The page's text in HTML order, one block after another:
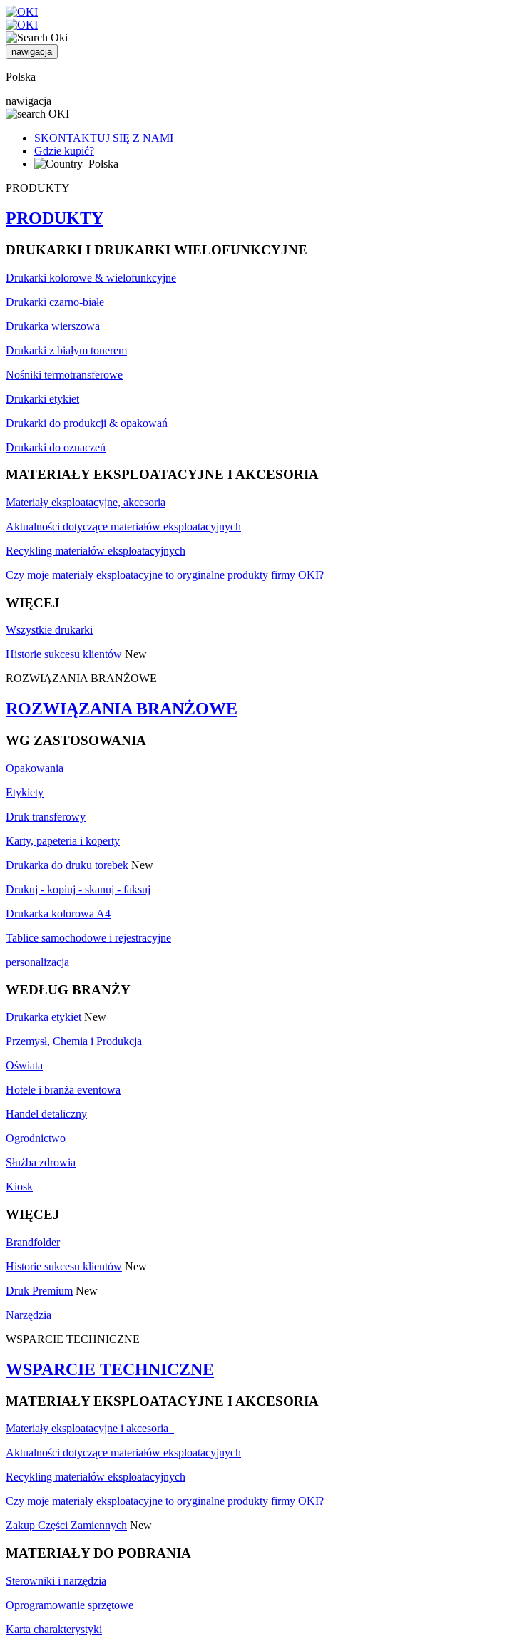
nawigacja
Polska
nawigacja
SKONTAKTUJ SIĘ Z NAMI
Gdzie kupić?
Polska
PRODUKTY
PRODUKTY
DRUKARKI I DRUKARKI WIELOFUNKCYJNE
Drukarki kolorowe & wielofunkcyjne
Drukarki czarno-białe
Drukarka wierszowa
Drukarki z białym tonerem
Nośniki termotransferowe
Drukarki etykiet
Drukarki do produkcji & opakowań
Drukarki do oznaczeń
MATERIAŁY EKSPLOATACYJNE I AKCESORIA
Materiały eksploatacyjne, akcesoria
Aktualności dotyczące materiałów eksploatacyjnych
Recykling materiałów eksploatacyjnych
Czy moje materiały eksploatacyjne to oryginalne produkty firmy OKI?
WIĘCEJ
Wszystkie drukarki
Historie sukcesu klientów New
ROZWIĄZANIA BRANŻOWE
ROZWIĄZANIA BRANŻOWE
WG ZASTOSOWANIA
Opakowania
Etykiety
Druk transferowy
Karty, papeteria i koperty
Drukarka do druku torebek New
Drukuj - kopiuj - skanuj - faksuj
Drukarka kolorowa A4
Tablice samochodowe i rejestracyjne
personalizacja
WEDŁUG BRANŻY
Drukarka etykiet New
Przemysł, Chemia i Produkcja
Oświata
Hotele i branża eventowa
Handel detaliczny
Ogrodnictwo
Służba zdrowia
Kiosk
WIĘCEJ
Brandfolder
Historie sukcesu klientów New
Druk Premium New
Narzędzia
WSPARCIE TECHNICZNE
WSPARCIE TECHNICZNE
MATERIAŁY EKSPLOATACYJNE I AKCESORIA
Materiały eksploatacyjne i akcesoria
Aktualności dotyczące materiałów eksploatacyjnych
Recykling materiałów eksploatacyjnych
Czy moje materiały eksploatacyjne to oryginalne produkty firmy OKI?
Zakup Części Zamiennych New
MATERIAŁY DO POBRANIA
Sterowniki i narzędzia
Oprogramowanie sprzętowe
Karta charakterystyki